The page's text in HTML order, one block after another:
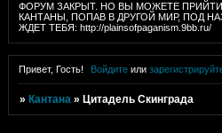
ФОРУМ ЗАКРЫТ. НО ВЫ МОЖЕТЕ
КАНТАНЫ, ПОПАВ В ДРУГОЙ МИР, ПОД
ЖДЕТ ТЕБЯ: http://plainsofpaganism.9bb.ru/
Привет, Гость! Войдите или
» Кантана » Цитадель Скинграда